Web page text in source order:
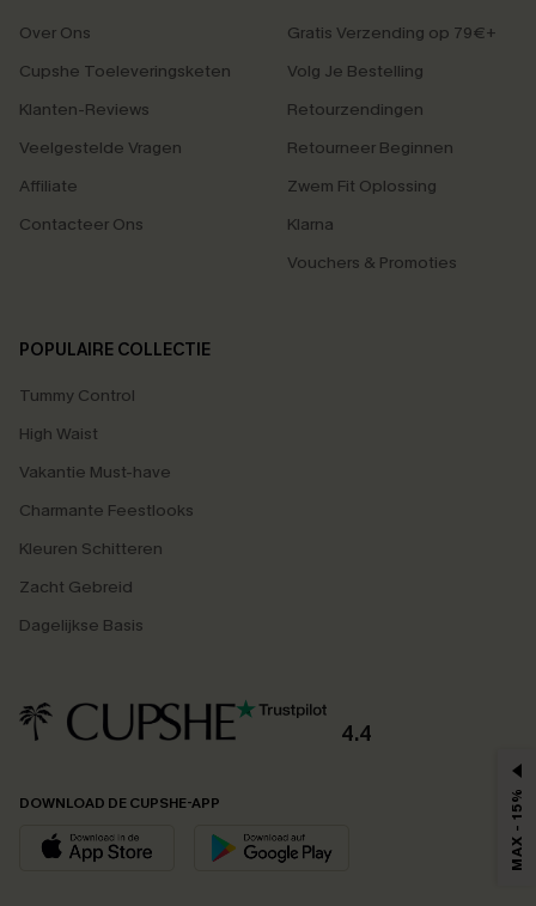
Over Ons
Cupshe Toeleveringsketen
Klanten-Reviews
Veelgestelde Vragen
Affiliate
Contacteer Ons
Gratis Verzending op 79€+
Volg Je Bestelling
Retourzendingen
Retourneer Beginnen
Zwem Fit Oplossing
Klarna
Vouchers & Promoties
POPULAIRE COLLECTIE
Tummy Control
High Waist
Vakantie Must-have
Charmante Feestlooks
Kleuren Schitteren
Zacht Gebreid
Dagelijkse Basis
4.4
DOWNLOAD DE CUPSHE-APP MAX - 15%